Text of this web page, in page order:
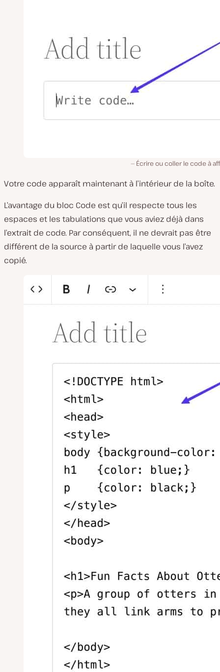
Écrire ou coller le code à
Votre code apparaît maintenant à l’intérieur de la boîte.
L’avantage du bloc Code est qu’il respecte tous les
espaces et les tabulations que vous aviez déjà dans
l’extrait de code. Par conséquent, il ne devrait pas être
différent de la source à partir de laquelle vous l’avez
copié.